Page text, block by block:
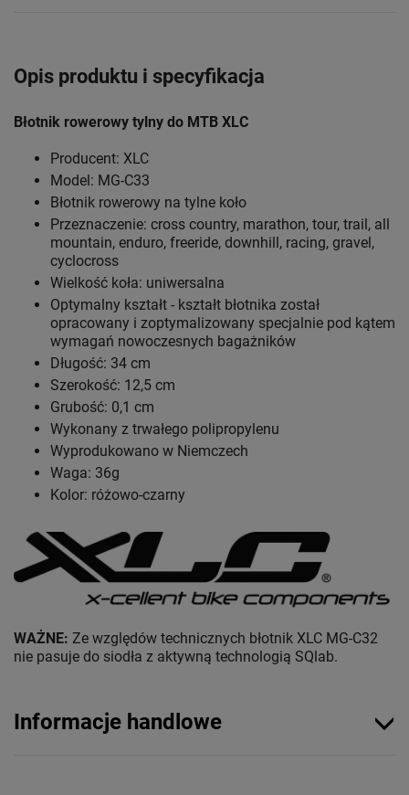
Opis produktu i specyfikacja
Błotnik rowerowy tylny do MTB XLC
Producent: XLC
Model: MG-C33
Błotnik rowerowy na tylne koło
Przeznaczenie: cross country, marathon, tour, trail, all
mountain, enduro, freeride, downhill, racing, gravel,
cyclocross
Wielkość koła: uniwersalna
Optymalny kształt - kształt błotnika został
opracowany i zoptymalizowany specjalnie pod kątem
wymagań nowoczesnych bagażników
Długość: 34 cm
Szerokość: 12,5 cm
Grubość: 0,1 cm
Wykonany z trwałego polipropylenu
Wyprodukowano w Niemczech
Waga: 36g
Kolor: różowo-czarny
WAŻNE: Ze względów technicznych błotnik XLC MG-C32
nie pasuje do siodła z aktywną technologią SQlab.
Informacje handlowe